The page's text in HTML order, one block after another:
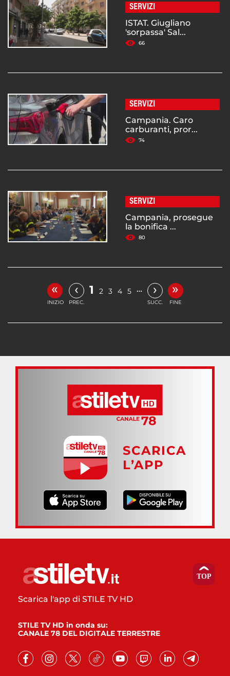
SERVIZI
ISTAT. Giugliano
'sorpassa' Sal...
66
SERVIZI
Campania. Caro
carburanti, pror...
74
SERVIZI
Campania, prosegue
la bonifica ...
80
«
INIZIO
‹
PREC.
1 2 3 4 5 … ›
SUCC.
»
FINE
SCARICA
L’APP
Scarica l'app di STILE TV HD
STILE TV HD in onda su:
CANALE 78 DEL DIGITALE TERRESTRE